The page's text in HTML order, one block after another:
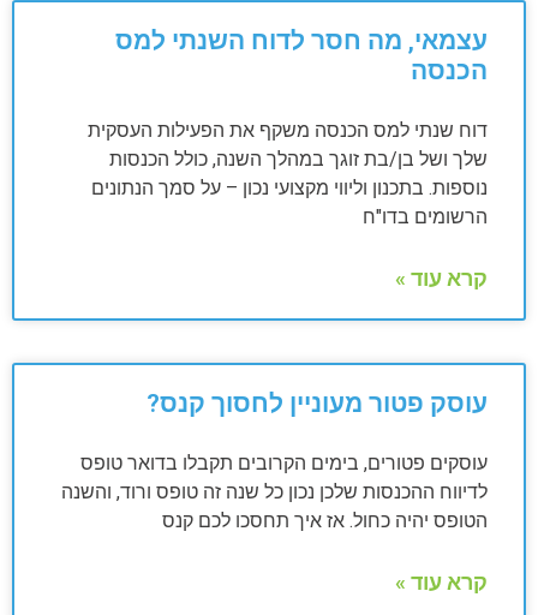
עצמאי, מה חסר לדוח השנתי למס
הכנסה
דוח שנתי למס הכנסה משקף את הפעילות העסקית
שלך ושל בן/בת זוגך במהלך השנה, כולל הכנסות
נוספות. בתכנון וליווי מקצועי נכון – על סמך הנתונים
הרשומים בדו"ח
קרא עוד »
עוסק פטור מעוניין לחסוך קנס?
עוסקים פטורים, בימים הקרובים תקבלו בדואר טופס
לדיווח ההכנסות שלכן נכון כל שנה זה טופס ורוד, והשנה
הטופס יהיה כחול. אז איך תחסכו לכם קנס
קרא עוד »